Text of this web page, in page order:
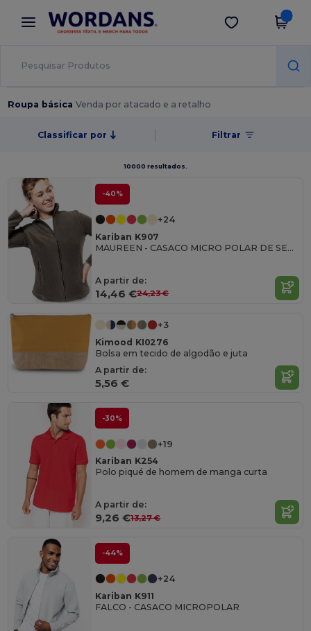
× App Wordans
Melhores preços na app!
Obter app
Roupa básicaVenda por atacado e a retalho
Classificar por Filtrar
10000 resultados.
-40%
+24
Kariban K907
MAUREEN - CASACO MICRO POLAR DE SENHORA
A partir de:
14,46 €24,23 €
+3
Kimood KI0276
Bolsa em tecido de algodão e juta
A partir de:
5,56 €
-30%
+19
Kariban K254
Polo piqué de homem de manga curta
A partir de:
9,26 €13,27 €
-44%
+24
Kariban K911
FALCO - CASACO MICROPOLAR